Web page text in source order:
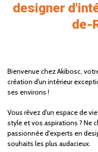
designer
de-
Bienvenue chez Akibosc,
création d'un intérieur
ses environs !
Vous rêvez d'un espace de
style et vos aspirations ? Ne
passionnée d'experts en
souhaits les plus audacieux.